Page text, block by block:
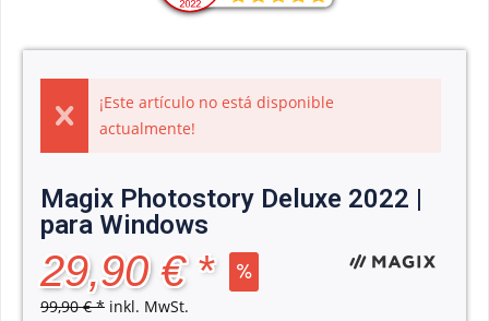
¡Este artículo no está disponible
actualmente!
Magix Photostory Deluxe 2022 |
para Windows
29,90 € *
99,90 € * inkl. MwSt.